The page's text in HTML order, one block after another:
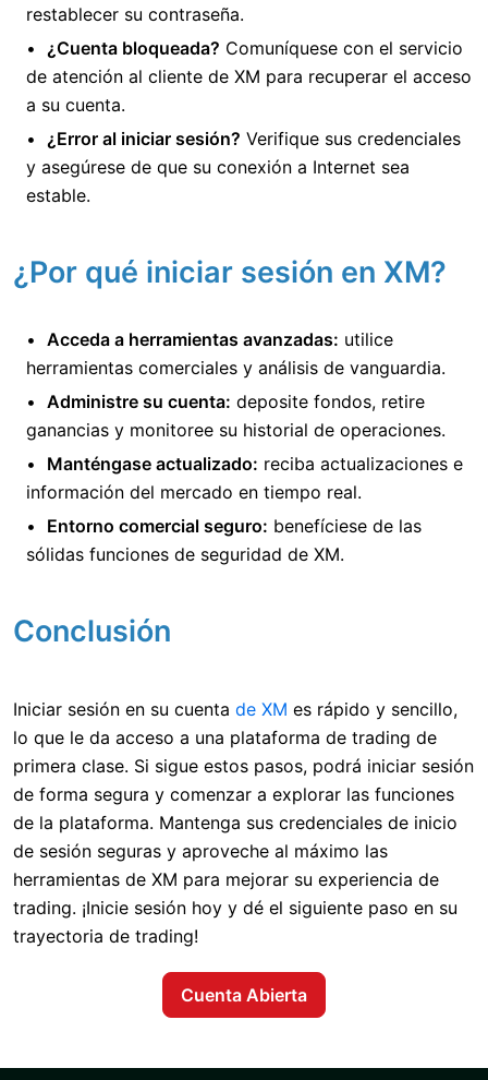
restablecer su contraseña.
¿Cuenta bloqueada? Comuníquese con el servicio
de atención al cliente de XM para recuperar el acceso
a su cuenta.
¿Error al iniciar sesión? Verifique sus credenciales
y asegúrese de que su conexión a Internet sea
estable.
¿Por qué iniciar sesión en XM?
Acceda a herramientas avanzadas: utilice
herramientas comerciales y análisis de vanguardia.
Administre su cuenta: deposite fondos, retire
ganancias y monitoree su historial de operaciones.
Manténgase actualizado: reciba actualizaciones e
información del mercado en tiempo real.
Entorno comercial seguro: benefíciese de las
sólidas funciones de seguridad de XM.
Conclusión
Iniciar sesión en su cuenta de XM es rápido y sencillo,
lo que le da acceso a una plataforma de trading de
primera clase. Si sigue estos pasos, podrá iniciar sesión
de forma segura y comenzar a explorar las funciones
de la plataforma. Mantenga sus credenciales de inicio
de sesión seguras y aproveche al máximo las
herramientas de XM para mejorar su experiencia de
trading. ¡Inicie sesión hoy y dé el siguiente paso en su
trayectoria de trading!
Cuenta Abierta